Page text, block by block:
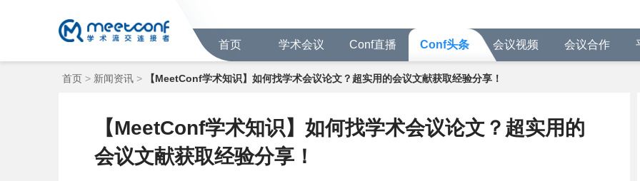
首页 学术会议 Conf直播 Conf头条 会议视频 会议合作
首页 > 新闻资讯 > 【MeetConf学术知识】如何找学术会议论文？超实用的会议文献获取经验分享！
【MeetConf学术知识】如何找学术会议论文？超实用的
会议文献获取经验分享！